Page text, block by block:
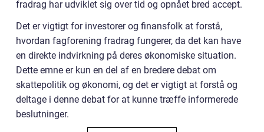
fradrag har udviklet sig over tid og opnået bred accept.
Det er vigtigt for investorer og finansfolk at forstå,
hvordan fagforening fradrag fungerer, da det kan have
en direkte indvirkning på deres økonomiske situation.
Dette emne er kun en del af en bredere debat om
skattepolitik og økonomi, og det er vigtigt at forstå og
deltage i denne debat for at kunne træffe informerede
beslutninger.